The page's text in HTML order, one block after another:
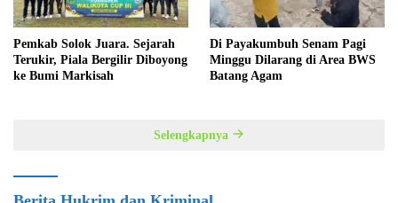
Pemkab Solok Juara. Sejarah
Terukir, Piala Bergilir Diboyong
ke Bumi Markisah
Di Payakumbuh Senam Pagi
Minggu Dilarang di Area BWS
Batang Agam
Selengkapnya